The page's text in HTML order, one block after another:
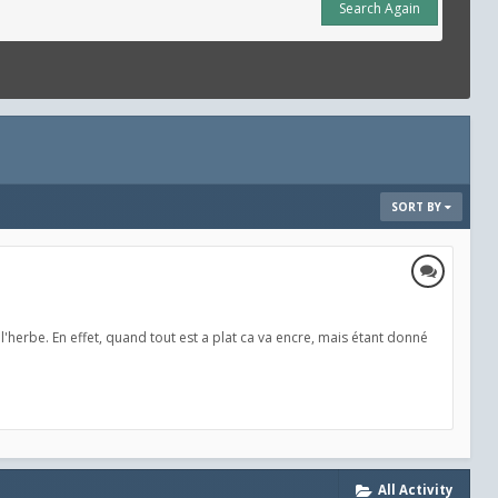
Search Again
SORT BY
En effet, quand tout est a plat ca va encre, mais étant donné
All Activity